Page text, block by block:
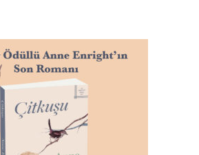
dehasını ortaya koyuyor. Hâl
yaşta çıktığı turneler ve
müzik dünyasında kendine sağlam
kitabın tarafsız bakışı, parlak
kadar, Mozart’ın karşılaştığı
ve Viyana’nın lüks